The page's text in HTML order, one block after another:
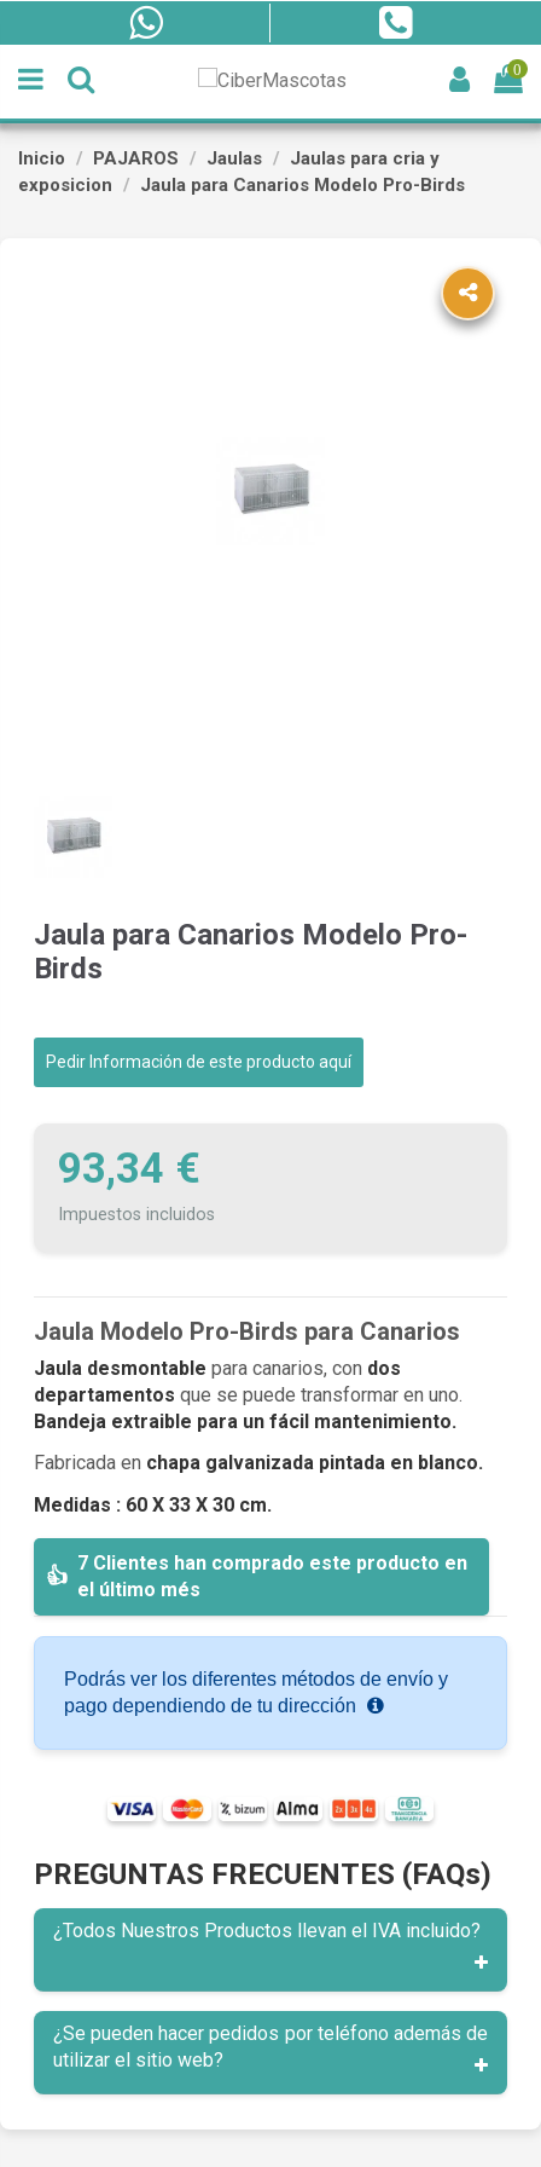
0
Inicio PAJAROS Jaulas
Jaulas para cria y
exposicion
Jaula para Canarios Modelo Pro-Birds
Jaula para Canarios Modelo Pro-
Birds
Pedir Información de este producto aquí
93,34 €
Impuestos incluidos
Jaula Modelo Pro-Birds para Canarios
Jaula desmontable para canarios, con dos
departamentos que se puede transformar en uno.
Bandeja extraible para un fácil mantenimiento.
Fabricada en chapa galvanizada pintada en blanco.
Medidas : 60 X 33 X 30 cm.
7 Clientes han comprado este producto en
el último més
Podrás ver los diferentes métodos de envío y
pago dependiendo de tu dirección
PREGUNTAS FRECUENTES (FAQs)
¿Todos Nuestros Productos llevan el IVA incluido?
¿Se pueden hacer pedidos por teléfono además de
utilizar el sitio web?